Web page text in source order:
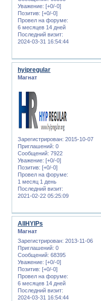
Уважение: [+0/-0]
Позитив: [+0/-0]
Провел на форуме:
6 месяцев 14 дней
Последний визит:
2024-03-31 16:54:44
hyipregular
Магнат
Зарегистрирован: 2015-10-07
Приглашений: 0
Сообщений: 7922
Уважение: [+0/-0]
Позитив: [+0/-0]
Провел на форуме:
1 месяц 1 день
Последний визит:
2021-02-22 05:25:09
AllHYIPs
Магнат
Зарегистрирован: 2013-11-06
Приглашений: 0
Сообщений: 68395
Уважение: [+0/-0]
Позитив: [+0/-0]
Провел на форуме:
6 месяцев 14 дней
Последний визит:
2024-03-31 16:54:44